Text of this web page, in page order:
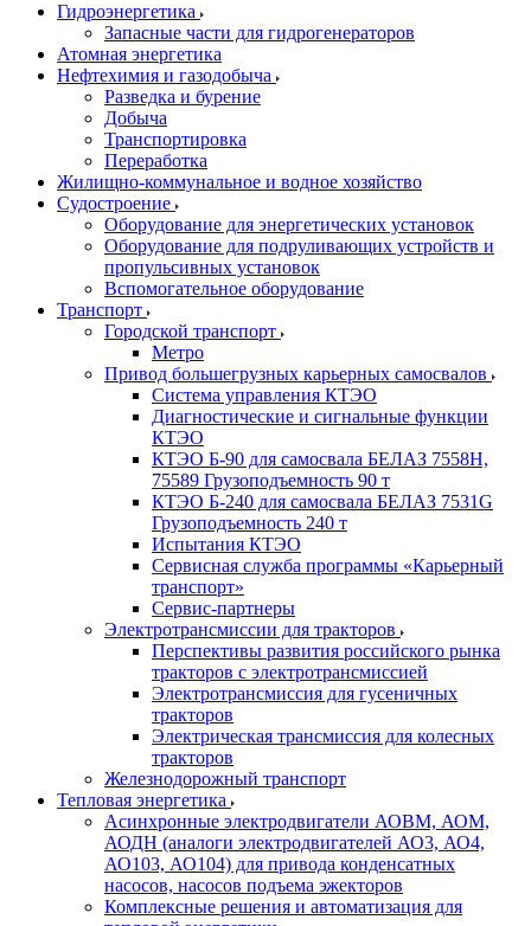
Гидроэнергетика
Запасные части для гидрогенераторов
Атомная энергетика
Нефтехимия и газодобыча
Разведка и бурение
Добыча
Транспортировка
Переработка
Жилищно-коммунальное и водное хозяйство
Судостроение
Оборудование для энергетических установок
Оборудование для подруливающих устройств и
пропульсивных установок
Вспомогательное оборудование
Транспорт
Городской транспорт
Метро
Привод большегрузных карьерных самосвалов
Система управления КТЭО
Диагностические и сигнальные функции
КТЭО
КТЭО Б-90 для самосвала БЕЛАЗ 7558H,
75589 Грузоподъемность 90 т
КТЭО Б-240 для самосвала БЕЛАЗ 7531G
Грузоподъемность 240 т
Испытания КТЭО
Сервисная служба программы «Карьерный
транспорт»
Сервис-партнеры
Электротрансмиссии для тракторов
Перспективы развития российского рынка
тракторов с электротрансмиссией
Электротрансмиссия для гусеничных
тракторов
Электрическая трансмиссия для колесных
тракторов
Железнодорожный транспорт
Тепловая энергетика
Асинхронные электродвигатели АОВМ, АОМ,
АОДН (аналоги электродвигателей АО3, АО4,
АО103, АО104) для привода конденсатных
насосов, насосов подъема эжекторов
Комплексные решения и автоматизация для